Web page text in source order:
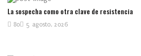
La sospecha como otra clave de resistencia
5 agosto, 2026
80